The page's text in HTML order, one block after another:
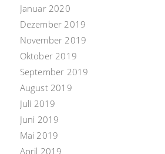
Januar 2020
Dezember 2019
November 2019
Oktober 2019
September 2019
August 2019
Juli 2019
Juni 2019
Mai 2019
April 2019